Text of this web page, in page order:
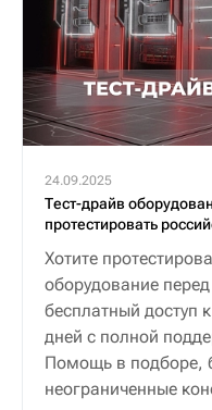
24.09.2025
Тест-драйв
протестировать
Хотите
оборудование
бесплатный доступ
дней с полной
Помощь в подборе,
неограниченные